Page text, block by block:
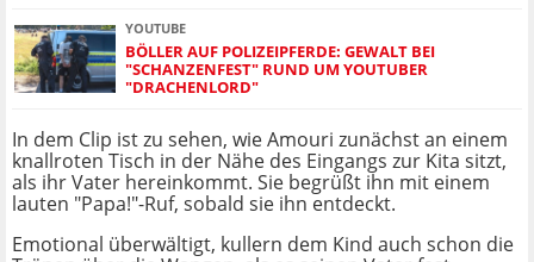
YOUTUBE
BÖLLER AUF POLIZEIPFERDE: GEWALT BEI
"SCHANZENFEST" RUND UM YOUTUBER
"DRACHENLORD"
In dem Clip ist zu sehen, wie Amouri zunächst an einem
knallroten Tisch in der Nähe des Eingangs zur Kita sitzt,
als ihr Vater hereinkommt. Sie begrüßt ihn mit einem
lauten "Papa!"-Ruf, sobald sie ihn entdeckt.
Emotional überwältigt, kullern dem Kind auch schon die